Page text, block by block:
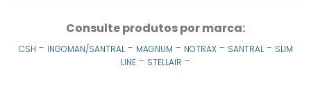
Consulte produtos por marca:
CSH - INGOMAN/SANTRAL- MAGNUM - NOTRAX- SANTRAL- SLIM
LINE - STELLAIR -